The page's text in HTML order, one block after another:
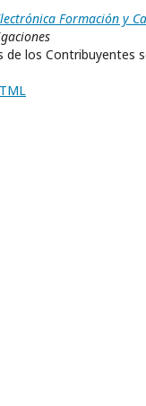
Formación y
de los Contribuyentes